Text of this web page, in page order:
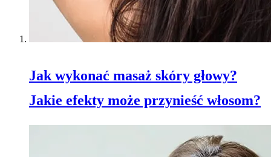
Jak wykonać masaż skóry głowy?
Jakie efekty może przynieść włosom?